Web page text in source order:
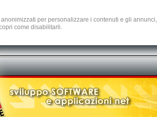
per personalizzare i contenuti e gli
come disabilitarli.